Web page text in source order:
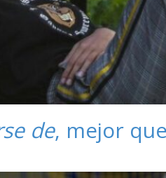
de, mejor